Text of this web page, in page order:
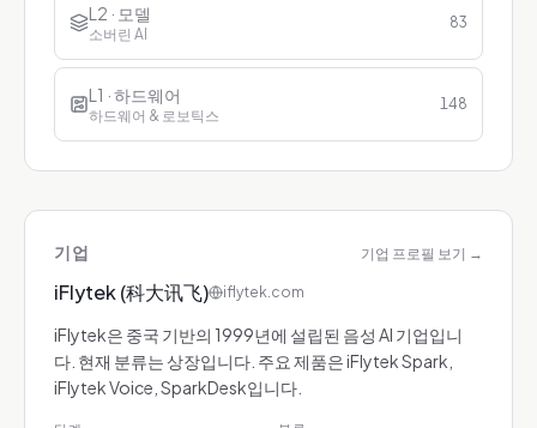
L2 · 모델
소버린 AI
83
L1 · 하드웨어
하드웨어 & 로보틱스
148
기업 기업 프로필 보기 →
iFlytek (科大讯飞) iflytek.com
iFlytek은 중국 기반의 1999년에 설립된 음성 AI 기업입니
다. 현재 분류는 상장입니다. 주요 제품은 iFlytek Spark,
iFlytek Voice, SparkDesk입니다.